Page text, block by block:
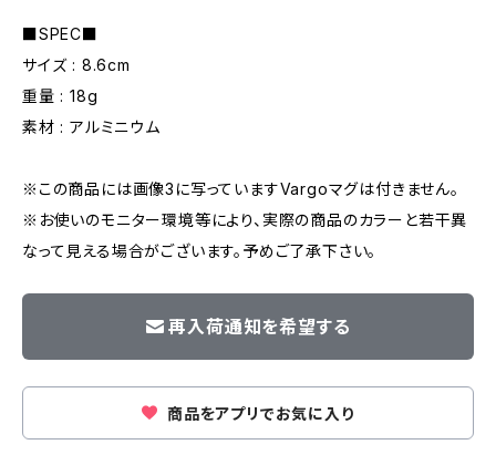
■SPEC■
サイズ : 8.6cm
重量 : 18g
素材 : アルミニウム
※この商品には画像3に写っていますVargoマグは付きません。
※お使いのモニター環境等により、実際の商品のカラーと若干異
なって見える場合がございます。予めご了承下さい。
再入荷通知を希望する
商品をアプリでお気に入り